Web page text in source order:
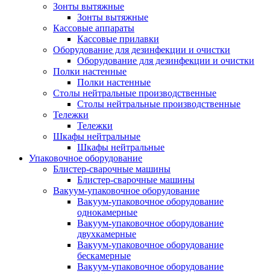
Зонты вытяжные
Зонты вытяжные
Кассовые аппараты
Кассовые прилавки
Оборудование для дезинфекции и очистки
Оборудование для дезинфекции и очистки
Полки настенные
Полки настенные
Столы нейтральные производственные
Столы нейтральные производственные
Тележки
Тележки
Шкафы нейтральные
Шкафы нейтральные
Упаковочное оборудование
Блистер-сварочные машины
Блистер-сварочные машины
Вакуум-упаковочное оборудование
Вакуум-упаковочное оборудование
однокамерные
Вакуум-упаковочное оборудование
двухкамерные
Вакуум-упаковочное оборудование
беcкамерные
Вакуум-упаковочное оборудование